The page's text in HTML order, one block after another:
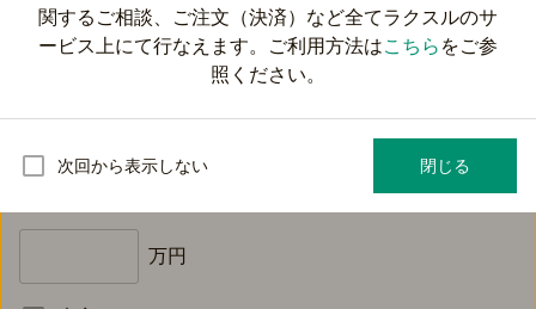
関するご相談、ご注文（決済）など全てラクスルのサ
ービス上にて行なえます。ご利用方法はこちら をご参
照ください。
次回から表示しない 閉じる
納品希望日
選択してください
万円